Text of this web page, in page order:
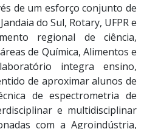
de um esforço conjunto de
do Sul, Rotary, UFPR e
regional de ciência,
de Química, Alimentos e
integra ensino,
de aproximar alunos de
de espectrometria de
e multidisciplinar
com a Agroindústria,